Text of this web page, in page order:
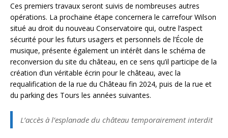
Ces premiers travaux seront suivis de nombreuses autres
opérations. La prochaine étape concernera le carrefour Wilson
situé au droit du nouveau Conservatoire qui, outre l’aspect
sécurité pour les futurs usagers et personnels de l’École de
musique, présente également un intérêt dans le schéma de
reconversion du site du château, en ce sens qu’il participe de la
création d’un véritable écrin pour le château, avec la
requalification de la rue du Château fin 2024, puis de la rue et
du parking des Tours les années suivantes.
L’accès à l’esplanade du château temporairement interdit